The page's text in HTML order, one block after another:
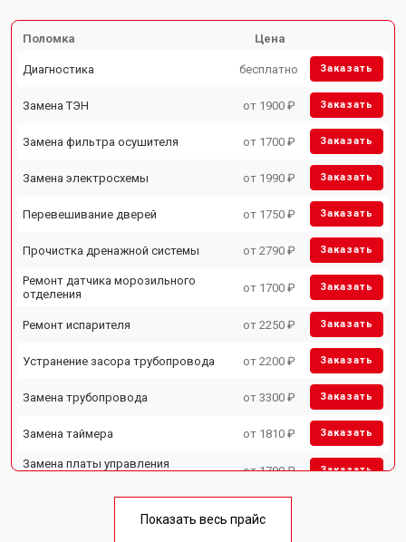
Поломка Цена
Диагностика бесплатно Заказать
Замена ТЭН от 1900 ₽ Заказать
Замена фильтра осушителя от 1700 ₽ Заказать
Замена электросхемы от 1990 ₽ Заказать
Перевешивание дверей от 1750 ₽ Заказать
Прочистка дренажной системы от 2790 ₽ Заказать
Ремонт датчика морозильного
отделения
от 1700 ₽ Заказать
Ремонт испарителя от 2250 ₽ Заказать
Устранение засора трубопровода от 2200 ₽ Заказать
Замена трубопровода от 3300 ₽ Заказать
Замена таймера от 1810 ₽ Заказать
Замена платы управления
от 1700 ₽ Заказать
Ремонт/замена датчика
Показать весь прайс